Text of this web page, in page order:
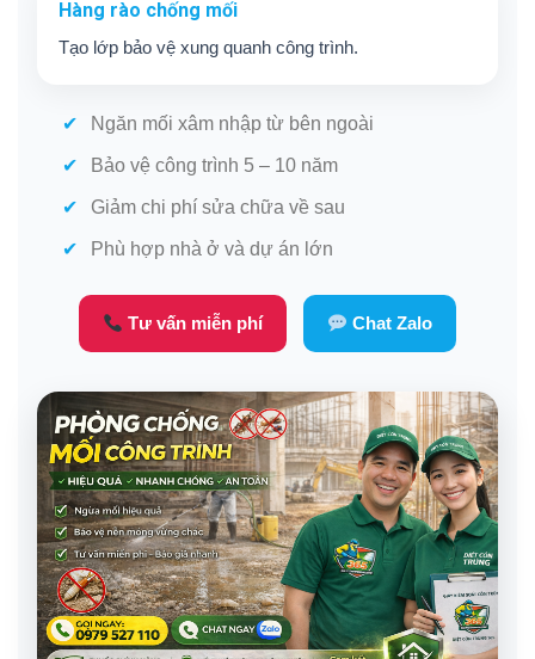
Hàng rào chống mối
Tạo lớp bảo vệ xung quanh công trình.
Ngăn mối xâm nhập từ bên ngoài
Bảo vệ công trình 5 – 10 năm
Giảm chi phí sửa chữa về sau
Phù hợp nhà ở và dự án lớn
Tư vấn miễn phí Chat Zalo